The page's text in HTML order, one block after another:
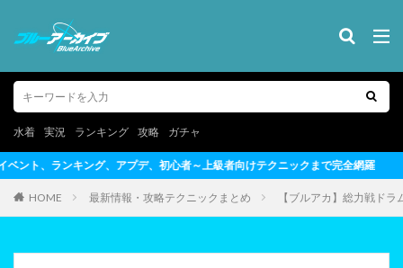
水着 実況 ランキング 攻略 ガチャ
上級者向けテクニックまで完全網羅
HOME 最新情報・攻略テクニックまとめ 【ブルアカ】総力戦ド